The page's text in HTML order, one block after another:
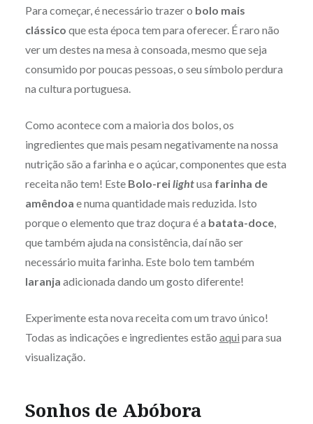
Para começar, é necessário trazer o bolo mais
clássico que esta época tem para oferecer. É raro não
ver um destes na mesa à consoada, mesmo que seja
consumido por poucas pessoas, o seu símbolo perdura
na cultura portuguesa.
Como acontece com a maioria dos bolos, os
ingredientes que mais pesam negativamente na nossa
nutrição são a farinha e o açúcar, componentes que esta
receita não tem! Este Bolo-reilightusa farinha de
amêndoa e numa quantidade mais reduzida. Isto
porque o elemento que traz doçura é a batata-doce,
que também ajuda na consistência, daí não ser
necessário muita farinha. Este bolo tem também
laranja adicionada dando um gosto diferente!
Experimente esta nova receita com um travo único!
Todas as indicações e ingredientes estão aqui para sua
visualização.
Sonhos de Abóbora